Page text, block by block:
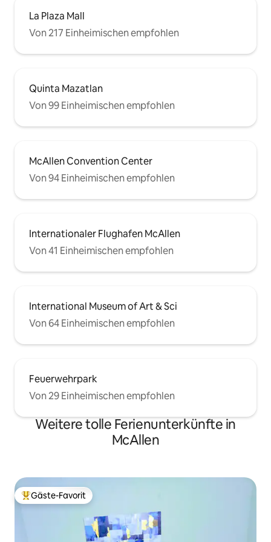
La Plaza Mall
Von 217 Einheimischen empfohlen
Quinta Mazatlan
Von 99 Einheimischen empfohlen
McAllen Convention Center
Von 94 Einheimischen empfohlen
Internationaler Flughafen McAllen
Von 41 Einheimischen empfohlen
International Museum of Art & Sci
Von 64 Einheimischen empfohlen
Feuerwehrpark
Von 29 Einheimischen empfohlen
Weitere tolle Ferienunterkünfte in
McAllen
Beliebter Gäste-Favorit.
Gäste-Favorit